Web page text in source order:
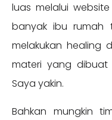
luas melalui
banyak ibu rumah
melakukan healing
materi yang dibuat
Saya yakin.
Bahkan mungkin